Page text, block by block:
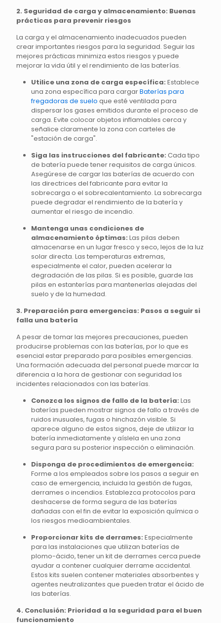
2. Seguridad de carga y almacenamiento: Buenas
prácticas para prevenir riesgos
La carga y el almacenamiento inadecuados pueden
crear importantes riesgos para la seguridad. Seguir las
mejores prácticas minimiza estos riesgos y puede
mejorar la vida útil y el rendimiento de las baterías.
Utilice una zona de carga específica: Establece
una zona específica para cargarBaterías para
fregadoras de suelo que esté ventilada para
dispersar los gases emitidos durante el proceso de
carga. Evite colocar objetos inflamables cerca y
señalice claramente la zona con carteles de
"estación de carga".
Siga las instrucciones del fabricante: Cada tipo
de batería puede tener requisitos de carga únicos.
Asegúrese de cargar las baterías de acuerdo con
las directrices del fabricante para evitar la
sobrecarga o el sobrecalentamiento. La sobrecarga
puede degradar el rendimiento de la batería y
aumentar el riesgo de incendio.
Mantenga unas condiciones de
almacenamiento óptimas: Las pilas deben
almacenarse en un lugar fresco y seco, lejos de la luz
solar directa. Las temperaturas extremas,
especialmente el calor, pueden acelerar la
degradación de las pilas. Si es posible, guarde las
pilas en estanterías para mantenerlas alejadas del
suelo y de la humedad.
3. Preparación para emergencias: Pasos a seguir si
falla una batería
A pesar de tomar las mejores precauciones, pueden
producirse problemas con las baterías, por lo que es
esencial estar preparado para posibles emergencias.
Una formación adecuada del personal puede marcar la
diferencia a la hora de gestionar con seguridad los
incidentes relacionados con las baterías.
Conozca los signos de fallo de la batería: Las
baterías pueden mostrar signos de fallo a través de
ruidos inusuales, fugas o hinchazón visible. Si
aparece alguno de estos signos, deje de utilizar la
batería inmediatamente y aíslela en una zona
segura para su posterior inspección o eliminación.
Disponga de procedimientos de emergencia:
Forme a los empleados sobre los pasos a seguir en
caso de emergencia, incluida la gestión de fugas,
derrames o incendios. Establezca protocolos para
deshacerse de forma segura de las baterías
dañadas con el fin de evitar la exposición química o
los riesgos medioambientales.
Proporcionar kits de derrames: Especialmente
para las instalaciones que utilizan baterías de
plomo-ácido, tener un kit de derrames cerca puede
ayudar a contener cualquier derrame accidental.
Estos kits suelen contener materiales absorbentes y
agentes neutralizantes que pueden tratar el ácido de
las baterías.
4. Conclusión: Prioridad a la seguridad para el buen
funcionamiento